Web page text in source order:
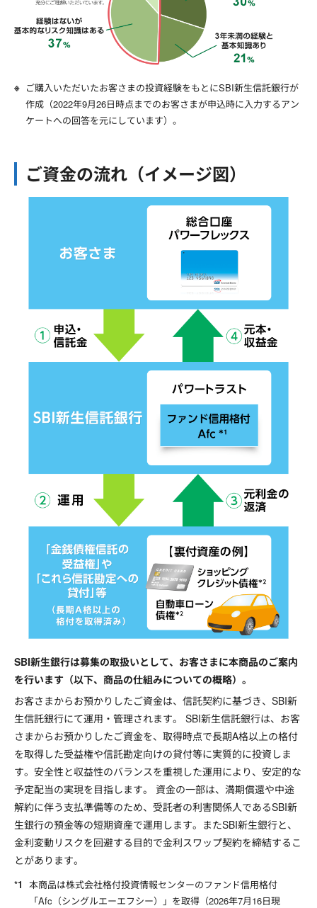
ご購入いただいたお客さまの投資経験をもとにSBI新生信託銀行が
作成（2022年9月26日時点までのお客さまが申込時に入力するアン
ケートへの回答を元にしています）。
ご資金の流れ（イメージ図）
SBI新生銀行は募集の取扱いとして、お客さまに本商品のご案内
を行います（以下、商品の仕組みについての概略）。
お客さまからお預かりしたご資金は、信託契約に基づき、SBI新
生信託銀行にて運用・管理されます。 SBI新生信託銀行は、お客
さまからお預かりしたご資金を、取得時点で長期A格以上の格付
を取得した受益権や信託勘定向けの貸付等に実質的に投資しま
す。安全性と収益性のバランスを重視した運用により、安定的な
予定配当の実現を目指します。 資金の一部は、満期償還や中途
解約に伴う支払準備等のため、受託者の利害関係人であるSBI新
生銀行の預金等の短期資産で運用します。またSBI新生銀行と、
金利変動リスクを回避する目的で金利スワップ契約を締結するこ
とがあります。
本商品は株式会社格付投資情報センターのファンド信用格付
「Afc（シングルエーエフシー）」を取得（2026年7月16日現